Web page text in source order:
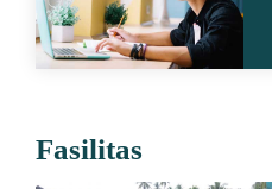
Fasilitas